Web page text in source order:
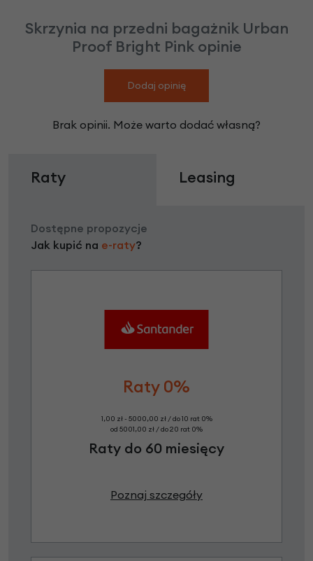
Skrzynia na przedni bagażnik Urban
Proof Bright Pink opinie
Dodaj opinię
Brak opinii. Może warto dodać własną?
Raty Leasing
Dostępne propozycje
Jak kupić na e-raty?
Raty 0%
1,00 zł - 5000,00 zł / do 10 rat 0%
od 5001,00 zł / do 20 rat 0%
Raty do 60 miesięcy
Poznaj szczegóły